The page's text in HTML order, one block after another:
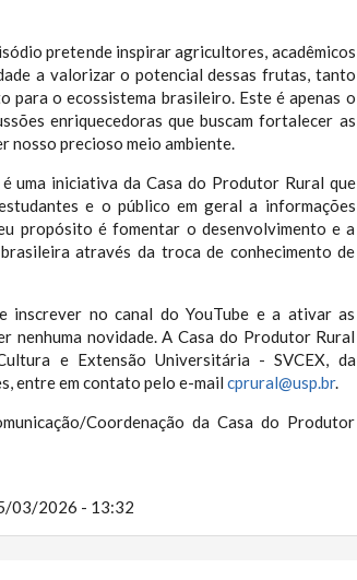
pretende inspirar agricultores, acadêmicos
a valorizar o potencial dessas frutas, tanto
para o ecossistema brasileiro. Este é apenas o
enriquecedoras que buscam fortalecer as
nosso precioso meio ambiente.
uma iniciativa da Casa do Produtor Rural que
e o público em geral a informações
propósito é fomentar o desenvolvimento e a
através da troca de conhecimento de
inscrever no canal do YouTube e a ativar as
nenhuma novidade. A Casa do Produtor Rural
e Extensão Universitária - SVCEX, da
entre em contato pelo e-mail cprural@usp.br.
Coordenação da Casa do Produtor
03/2026 - 13:32